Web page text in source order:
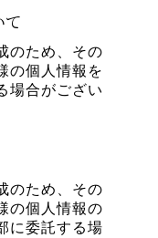
のため、その
の個人情報を
場合がござい
のため、その
の個人情報の
に委託する場